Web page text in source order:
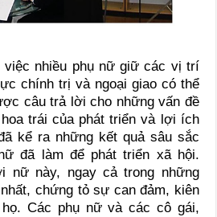
việc nhiều phụ nữ giữ các vị trí
chính trị và ngoại giao có thể
câu trả lời cho những vấn đề
trái của phát triển và lợi ích
kể ra những kết quả sâu sắc
đã làm để phát triển xã hội.
nữ này, ngay cả trong những
chứng tỏ sự can đảm, kiên
Các phụ nữ và các cô gái,